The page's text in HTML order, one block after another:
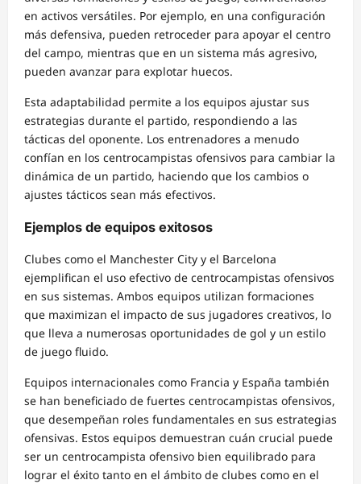
en activos versátiles. Por ejemplo, en una configuración
más defensiva, pueden retroceder para apoyar el centro
del campo, mientras que en un sistema más agresivo,
pueden avanzar para explotar huecos.
Esta adaptabilidad permite a los equipos ajustar sus
estrategias durante el partido, respondiendo a las
tácticas del oponente. Los entrenadores a menudo
confían en los centrocampistas ofensivos para cambiar la
dinámica de un partido, haciendo que los cambios o
ajustes tácticos sean más efectivos.
Ejemplos de equipos exitosos
Clubes como el Manchester City y el Barcelona
ejemplifican el uso efectivo de centrocampistas ofensivos
en sus sistemas. Ambos equipos utilizan formaciones
que maximizan el impacto de sus jugadores creativos, lo
que lleva a numerosas oportunidades de gol y un estilo
de juego fluido.
Equipos internacionales como Francia y España también
se han beneficiado de fuertes centrocampistas ofensivos,
que desempeñan roles fundamentales en sus estrategias
ofensivas. Estos equipos demuestran cuán crucial puede
ser un centrocampista ofensivo bien equilibrado para
lograr el éxito tanto en el ámbito de clubes como en el